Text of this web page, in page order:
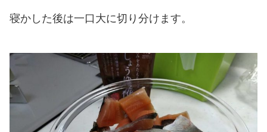
寝かした後は一口大に切り分けます。